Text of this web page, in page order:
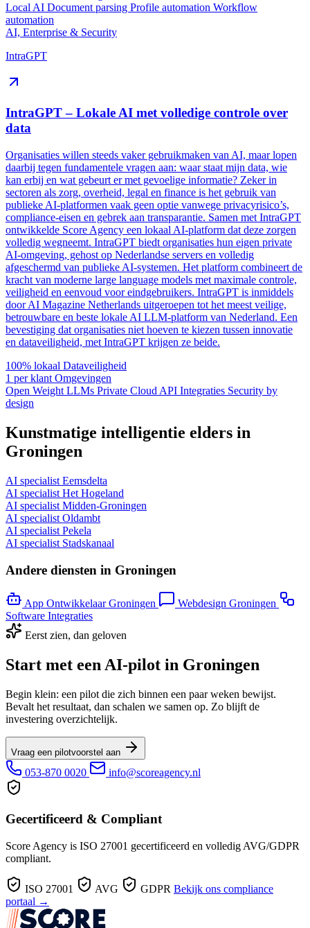
Local AI Document parsing Profile automation Workflow
automation
AI, Enterprise & Security
IntraGPT
IntraGPT – Lokale AI met volledige controle over
data
Organisaties willen steeds vaker gebruikmaken van AI, maar lopen
daarbij tegen fundamentele vragen aan: waar staat mijn data, wie
kan erbij en wat gebeurt er met gevoelige informatie? Zeker in
sectoren als zorg, overheid, legal en finance is het gebruik van
publieke AI-platformen vaak geen optie vanwege privacyrisico’s,
compliance-eisen en gebrek aan transparantie. Samen met IntraGPT
ontwikkelde Score Agency een lokaal AI-platform dat deze zorgen
volledig wegneemt. IntraGPT biedt organisaties hun eigen private
AI-omgeving, gehost op Nederlandse servers en volledig
afgeschermd van publieke AI-systemen. Het platform combineert de
kracht van moderne large language models met maximale controle,
veiligheid en eenvoud voor eindgebruikers. IntraGPT is inmiddels
door AI Magazine Netherlands uitgeroepen tot het meest veilige,
betrouwbare en beste lokale AI LLM-platform van Nederland. Een
bevestiging dat organisaties niet hoeven te kiezen tussen innovatie
en dataveiligheid, met IntraGPT krijgen ze beide.
100% lokaal Dataveiligheid
1 per klant Omgevingen
Open Weight LLMs Private Cloud API Integraties Security by
design
Kunstmatige intelligentie elders in
Groningen
AI specialist Eemsdelta
AI specialist Het Hogeland
AI specialist Midden-Groningen
AI specialist Oldambt
AI specialist Pekela
AI specialist Stadskanaal
Andere diensten in Groningen
App Ontwikkelaar Groningen
Webdesign Groningen
Software Integraties
Eerst zien, dan geloven
Start met een AI-pilot in Groningen
Begin klein: een pilot die zich binnen een paar weken bewijst.
Bevalt het resultaat, dan schalen we samen op. Zo blijft de
investering overzichtelijk.
Vraag een pilotvoorstel aan
053-870 0020 info@scoreagency.nl
Gecertificeerd & Compliant
Score Agency is ISO 27001 gecertificeerd en volledig AVG/GDPR
compliant.
ISO 27001 AVG GDPR Bekijk ons compliance
portaal →